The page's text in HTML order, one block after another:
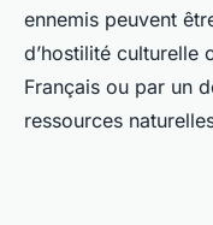
ennemis peuvent
d’hostilité culturelle
Français ou par un
ressources